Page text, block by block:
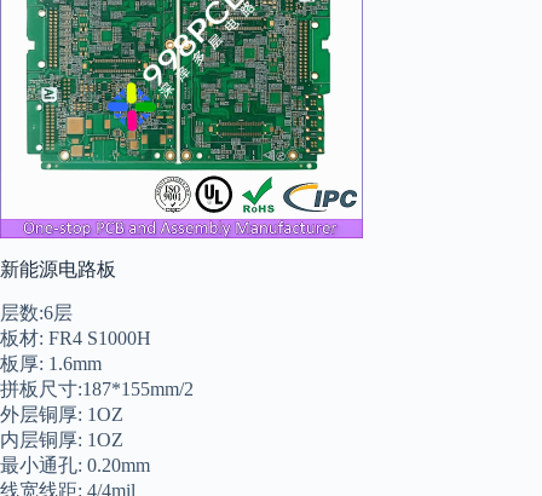
新能源电路板
层数:6层
板材: FR4 S1000H
板厚: 1.6mm
拼板尺寸:187*155mm/2
外层铜厚: 1OZ
内层铜厚: 1OZ
最小通孔: 0.20mm
线宽线距: 4/4mil